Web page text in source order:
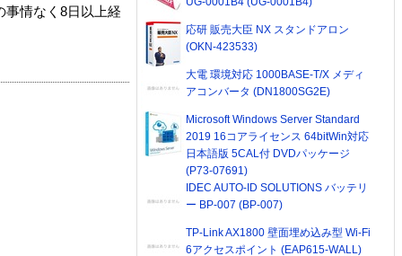
事情なく8日以上経
応研 販売大臣 NX スタンドアロン
(OKN-423533)
大電 環境対応 1000BASE-T/X メディ
アコンバータ (DN1800SG2E)
Microsoft Windows Server Standard
2019 16コアライセンス 64bitWin対応
日本語版 5CAL付 DVDパッケージ
(P73-07691)
IDEC AUTO-ID SOLUTIONS バッテリ
ー BP-007 (BP-007)
TP-Link AX1800 壁面埋め込み型 Wi-Fi
6アクセスポイント (EAP615-WALL)